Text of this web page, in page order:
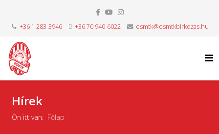
+36 1 283-3946 +36 70 940-6022 esmtk@esmtkbirkozas.hu
Hírek
Ön itt van: Főlap